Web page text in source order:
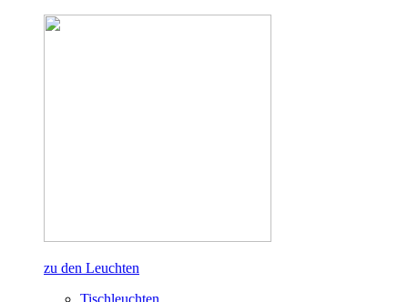
zu den Leuchten
Tischleuchten